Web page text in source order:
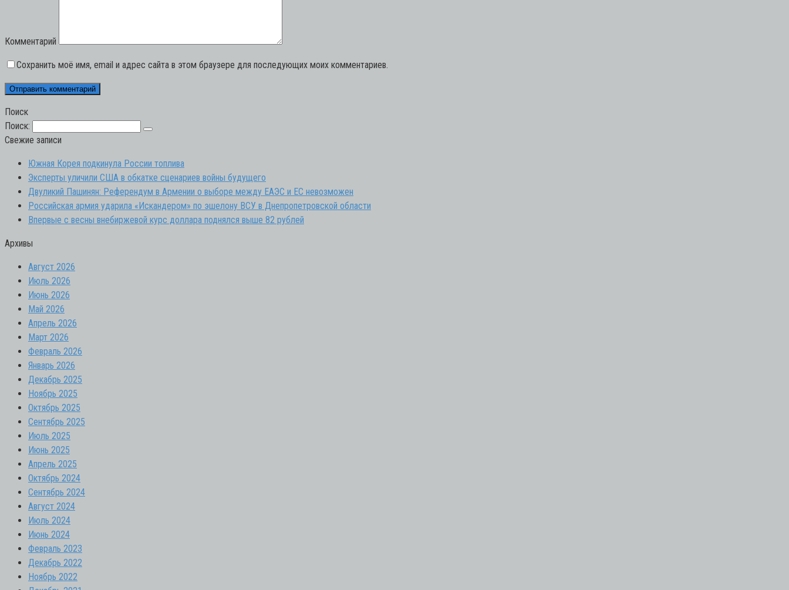
Комментарий
Сохранить моё имя, email и адрес сайта в этом браузере для последующих моих комментариев.
Поиск
Поиск:
Свежие записи
Южная Корея подкинула России топлива
Эксперты уличили США в обкатке сценариев войны будущего
Двуликий Пашинян: Референдум в Армении о выборе между ЕАЭС и ЕС невозможен
Российская армия ударила «Искандером» по эшелону ВСУ в Днепропетровской области
Впервые с весны внебиржевой курс доллара поднялся выше 82 рублей
Архивы
Август 2026
Июль 2026
Июнь 2026
Май 2026
Апрель 2026
Март 2026
Февраль 2026
Январь 2026
Декабрь 2025
Ноябрь 2025
Октябрь 2025
Сентябрь 2025
Июль 2025
Июнь 2025
Апрель 2025
Октябрь 2024
Сентябрь 2024
Август 2024
Июль 2024
Июнь 2024
Февраль 2023
Декабрь 2022
Ноябрь 2022